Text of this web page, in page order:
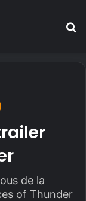
de la
of Thunder